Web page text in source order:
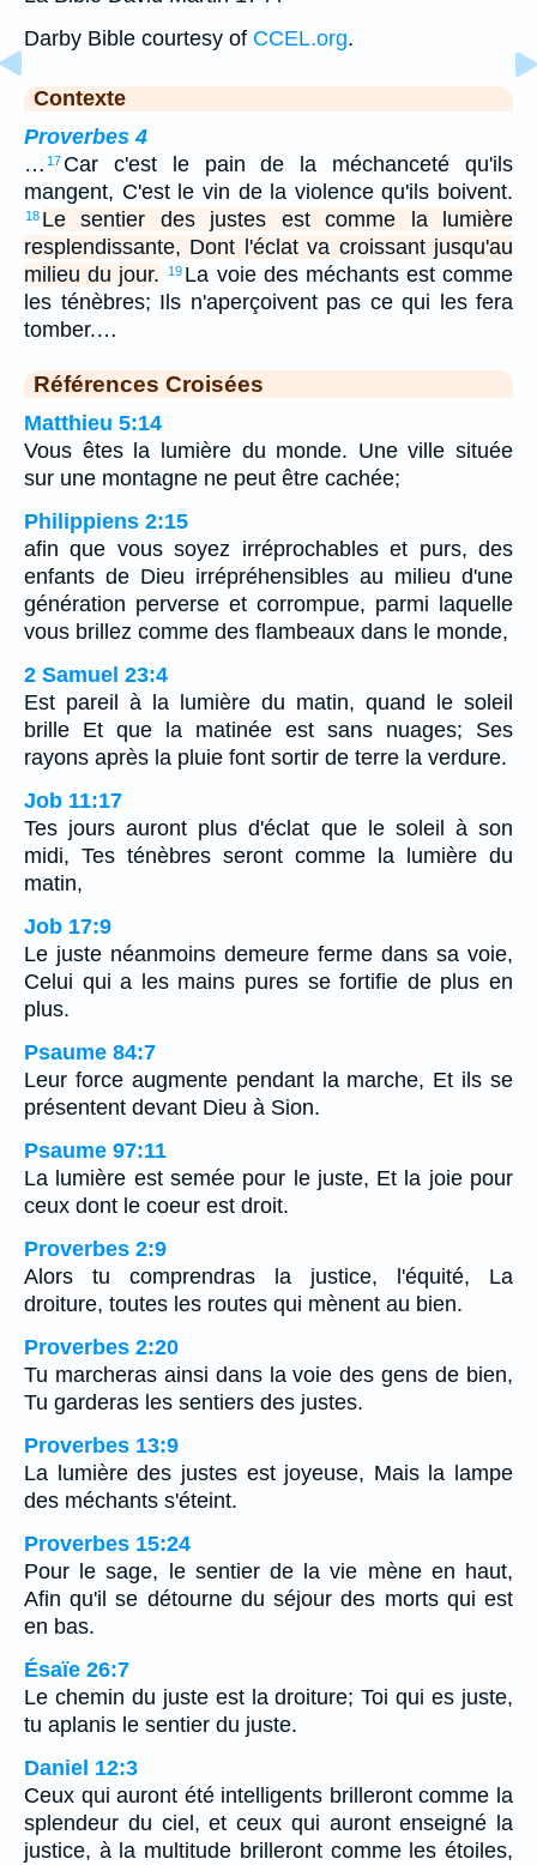
Darby Bible courtesy of CCEL.org.
Contexte
Proverbes 4
… 17 Car c'est le pain de la méchanceté qu'ils
mangent, C'est le vin de la violence qu'ils boivent.
18 Le sentier des justes est comme la lumière
resplendissante, Dont l'éclat va croissant jusqu'au
milieu du jour.
19 La voie des méchants est comme
les ténèbres; Ils n'aperçoivent pas ce qui les fera
tomber.…
Références Croisées
Matthieu 5:14
Vous êtes la lumière du monde. Une ville située
sur une montagne ne peut être cachée;
Philippiens 2:15
afin que vous soyez irréprochables et purs, des
enfants de Dieu irrépréhensibles au milieu d'une
génération perverse et corrompue, parmi laquelle
vous brillez comme des flambeaux dans le monde,
2 Samuel 23:4
Est pareil à la lumière du matin, quand le soleil
brille Et que la matinée est sans nuages; Ses
rayons après la pluie font sortir de terre la verdure.
Job 11:17
Tes jours auront plus d'éclat que le soleil à son
midi, Tes ténèbres seront comme la lumière du
matin,
Job 17:9
Le juste néanmoins demeure ferme dans sa voie,
Celui qui a les mains pures se fortifie de plus en
plus.
Psaume 84:7
Leur force augmente pendant la marche, Et ils se
présentent devant Dieu à Sion.
Psaume 97:11
La lumière est semée pour le juste, Et la joie pour
ceux dont le coeur est droit.
Proverbes 2:9
Alors tu comprendras la justice, l'équité, La
droiture, toutes les routes qui mènent au bien.
Proverbes 2:20
Tu marcheras ainsi dans la voie des gens de bien,
Tu garderas les sentiers des justes.
Proverbes 13:9
La lumière des justes est joyeuse, Mais la lampe
des méchants s'éteint.
Proverbes 15:24
Pour le sage, le sentier de la vie mène en haut,
Afin qu'il se détourne du séjour des morts qui est
en bas.
Ésaïe 26:7
Le chemin du juste est la droiture; Toi qui es juste,
tu aplanis le sentier du juste.
Daniel 12:3
Ceux qui auront été intelligents brilleront comme la
splendeur du ciel, et ceux qui auront enseigné la
justice, à la multitude brilleront comme les étoiles,